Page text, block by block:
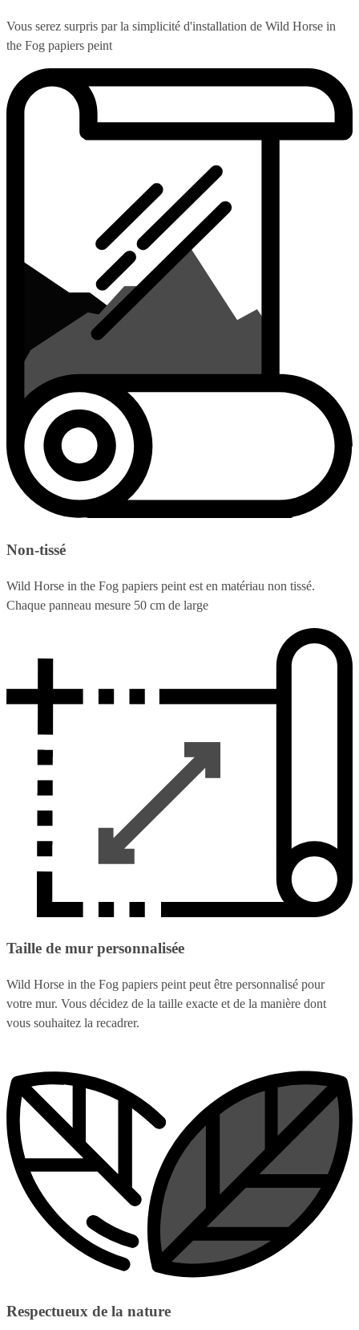
Vous serez surpris par la simplicité d'installation de Wild Horse in
the Fog papiers peint
Non-tissé
Wild Horse in the Fog papiers peint est en matériau non tissé.
Chaque panneau mesure 50 cm de large
Taille de mur personnalisée
Wild Horse in the Fog papiers peint peut être personnalisé pour
votre mur. Vous décidez de la taille exacte et de la manière dont
vous souhaitez la recadrer.
Respectueux de la nature